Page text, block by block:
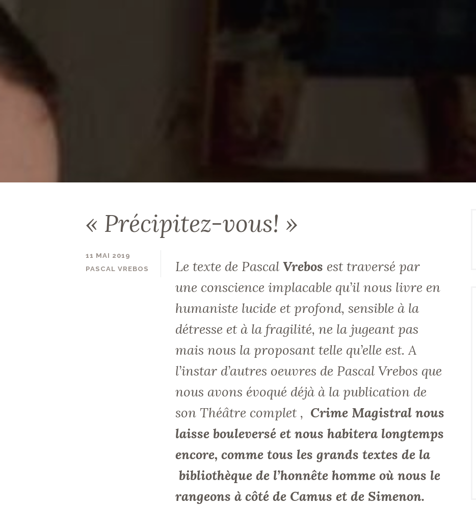
« Précipitez-vous! »
11 MAI 2019
PASCAL VREBOS
Le texte de PascalVrebos est traversé par
une conscience implacable qu’il nous livre en
humaniste lucide et profond, sensible à la
détresse et à la fragilité, ne la jugeant pas
mais nous la proposant telle qu’elle est. A
l’instar d’autres oeuvres de Pascal Vrebos que
nous avons évoqué déjà à la publication de
son Théâtre complet , Crime Magistral nous
laisse bouleversé et nous habitera longtemps
encore, comme tous les grands textes de la
bibliothèque de l’honnête homme où nous le
rangeons à côté de Camus et de Simenon.